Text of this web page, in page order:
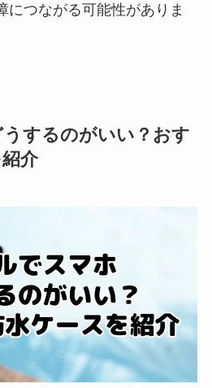
につながる可能性がありま
するのがいい？おす
介